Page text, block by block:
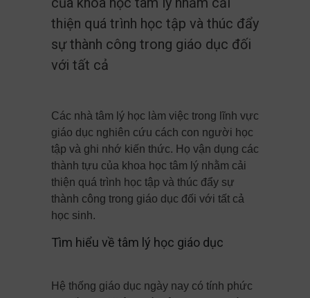
thiện quá trình học tập và thúc đẩy
sự thành công trong giáo dục đối
với tất cả
Các nhà tâm lý học làm việc trong lĩnh vực
giáo dục nghiên cứu cách con người học
tập và ghi nhớ kiến thức. Họ vận dụng các
thành tựu của khoa học tâm lý nhằm cải
thiện quá trình học tập và thúc đẩy sự
thành công trong giáo dục đối với tất cả
học sinh.
Tìm hiểu về tâm lý học giáo dục
Hệ thống giáo dục ngày nay có tính phức